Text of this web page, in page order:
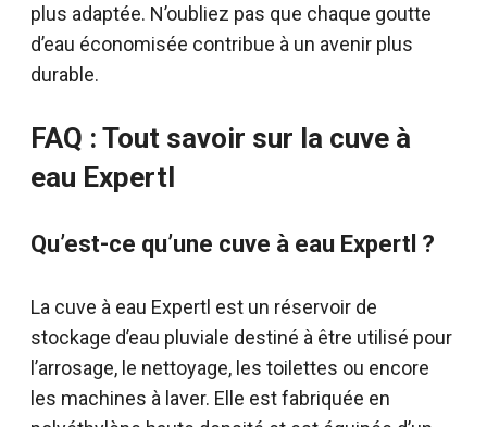
plus adaptée. N’oubliez pas que chaque goutte
d’eau économisée contribue à un avenir plus
durable.
FAQ : Tout savoir sur la cuve à
eau Expertl
Qu’est-ce qu’une cuve à eau Expertl ?
La cuve à eau Expertl est un réservoir de
stockage d’eau pluviale destiné à être utilisé pour
l’arrosage, le nettoyage, les toilettes ou encore
les machines à laver. Elle est fabriquée en